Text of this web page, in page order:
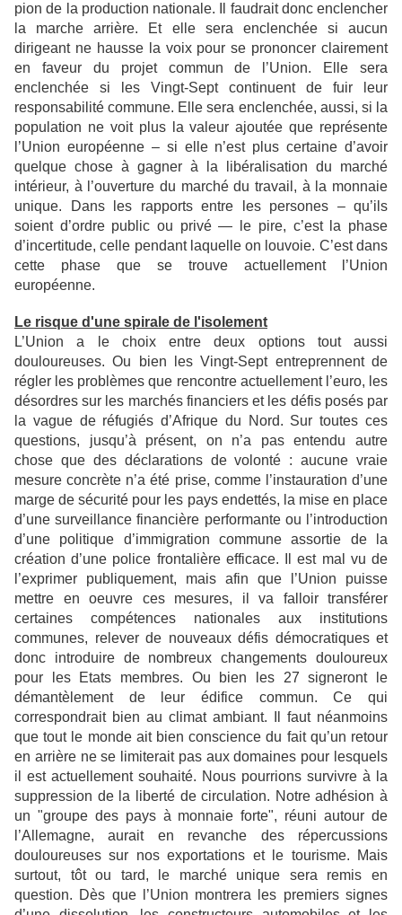
pion de la production nationale. Il
faudrait donc enclencher
la marche arrière. Et elle sera enclenchée si aucun
dirigeant ne hausse la voix pour se prononcer clairement
en faveur du projet commun de l’Union. Elle sera
enclenchée si les Vingt-Sept
continuent de fuir leur
responsabilité commune. Elle sera enclenchée, aussi, si la
population ne voit plus la valeur ajoutée que représente
l’Union européenne – si elle n’est plus certaine d’avoir
quelque chose à gagner à la libéralisation du marché
intérieur, à l’ouverture du marché du travail, à la monnaie
unique. Dans les
rapports entre les persones – qu’ils
soient d’ordre public ou privé — le pire, c’est la phase
d’incertitude, celle pendant laquelle on louvoie. C’est dans
cette phase que se trouve actuellement l’Union
européenne.
Le risque d'une spirale de l'isolement
L’Union a le choix entre deux options tout aussi
douloureuses. Ou bien les Vingt-Sept entreprennent de
régler les problèmes que rencontre actuellement l’euro, les
désordres sur les marchés financiers et les défis posés par
la vague de réfugiés d’Afrique du Nord. Sur toutes ces
questions, jusqu’à présent, on n’a pas
entendu autre
chose que des déclarations de volonté : aucune vraie
mesure concrète n’a été prise, comme
l’instauration d’une
marge de sécurité pour les pays endettés, la mise en place
d’une surveillance financière performante ou l’introduction
d’une politique d’immigration commune assortie de la
création d’une police frontalière efficace. Il est mal vu de
l’exprimer publiquement, mais afin que l’Union puisse
mettre en oeuvre
ces mesures, il va falloir transférer
certaines compétences nationales aux institutions
communes, relever de nouveaux défis démocratiques et
donc introduire de nombreux changements douloureux
pour les Etats
membres. Ou bien les 27 signeront le
démantèlement de leur édifice commun. Ce qui
correspondrait bien au climat ambiant. Il faut néanmoins
que tout le monde ait bien conscience du fait qu’un retour
en arrière ne se limiterait pas aux domaines pour lesquels
il est actuellement souhaité. Nous pourrions survivre à la
suppression de la liberté de circulation. Notre adhésion à
un "groupe des pays à monnaie forte", réuni autour de
l’Allemagne, aurait en revanche des répercussions
douloureuses sur nos exportations et le tourisme. Mais
surtout, tôt ou tard, le marché unique sera remis en
question. Dès que l’Union montrera les premiers signes